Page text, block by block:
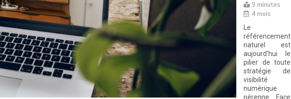
9 minutes
4 mois
Le
référencement
naturel est
aujourd’hui le
pilier de toute
stratégie de
visibilité
numérique
pérenne. Face